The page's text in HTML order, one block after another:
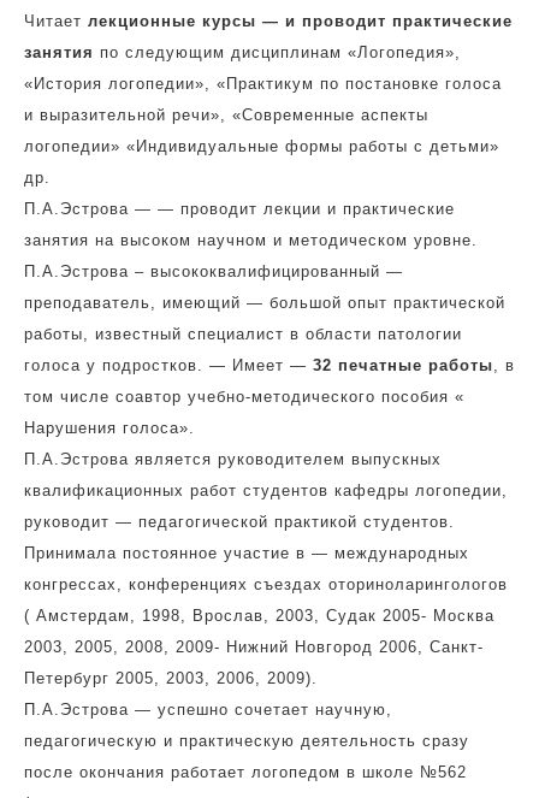
Читает лекционные курсы — и проводит практические
занятия по следующим дисциплинам «Логопедия»,
«История логопедии», «Практикум по постановке голоса
и выразительной речи», «Современные аспекты
логопедии» «Индивидуальные формы работы с детьми»
др.
П.А.Эстрова — — проводит лекции и практические
занятия на высоком научном и методическом уровне.
П.А.Эстрова – высококвалифицированный —
преподаватель, имеющий — большой опыт практической
работы, известный специалист в области патологии
голоса у подростков. — Имеет — 32 печатные работы, в
том числе соавтор учебно-методического пособия «
Нарушения голоса».
П.А.Эстрова является руководителем выпускных
квалификационных работ студентов кафедры логопедии,
руководит — педагогической практикой студентов.
Принимала постоянное участие в — международных
конгрессах, конференциях съездах оториноларингологов
( Амстердам, 1998, Врослав, 2003, Судак 2005- Москва
2003, 2005, 2008, 2009- Нижний Новгород 2006, Санкт-
Петербург 2005, 2003, 2006, 2009).
П.А.Эстрова — успешно сочетает научную,
педагогическую и практическую деятельность сразу
после окончания работает логопедом в школе №562